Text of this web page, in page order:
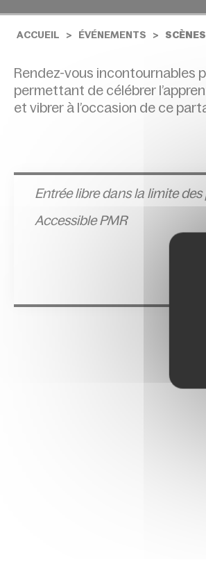
ACCUEIL ÉVÉNEMENTS
Rendez-vous incontournables
permettant de célébrer
et vibrer à l’occasion de ce
Entrée libre dans la limite
Accessible PMR